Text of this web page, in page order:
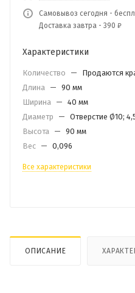
Самовывоз сегодня -
Доставка завтра - 390 ₽
Характеристики
Количество —
Продаются
Длина — 90 мм
Ширина — 40 мм
Диаметр
— Отверстие Ø10;
Высота — 90 мм
Вес — 0,096
Все характеристики
ОПИСАНИЕ